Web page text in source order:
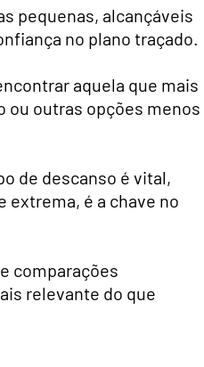
pequenas, alcançáveis
no plano traçado.
aquela que mais
ou outras opções menos
de descanso é vital,
é a chave no
comparações
relevante do que